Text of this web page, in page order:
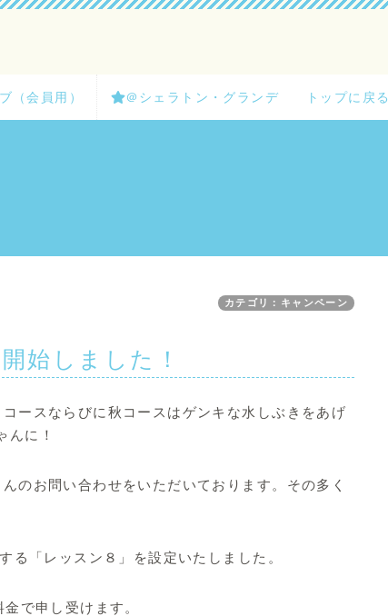
（会員用） ＠シェラトン・グランデ トップに戻る
カテゴリ：キャンペーン
始しました！
ースならびに秋コースはゲンキな水しぶきをあげ
んに！
のお問い合わせをいただいております。その多く
る「レッスン８」を設定いたしました。
で申し受けます。